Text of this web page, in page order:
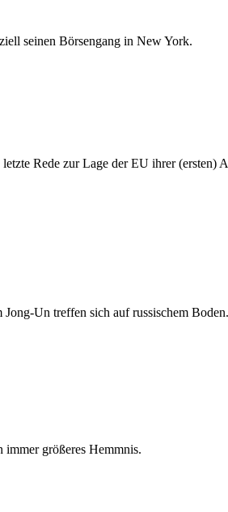
seinen Börsengang in New York.
Rede zur Lage der EU ihrer (ersten)
Un treffen sich auf russischem Boden.
größeres Hemmnis.